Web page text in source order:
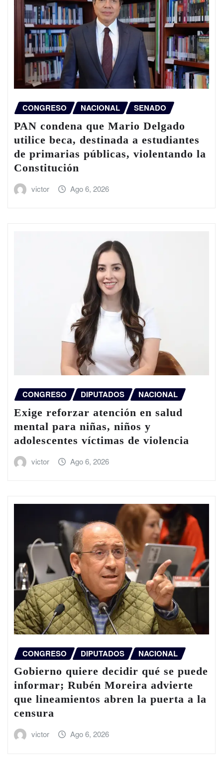
CONGRESO NACIONAL SENADO
PAN condena que Mario Delgado
utilice beca, destinada a estudiantes
de primarias públicas, violentando la
Constitución
victor Ago 6, 2026
CONGRESO DIPUTADOS NACIONAL
Exige reforzar atención en salud
mental para niñas, niños y
adolescentes víctimas de violencia
victor Ago 6, 2026
CONGRESO DIPUTADOS NACIONAL
Gobierno quiere decidir qué se puede
informar; Rubén Moreira advierte
que lineamientos abren la puerta a la
censura
victor Ago 6, 2026